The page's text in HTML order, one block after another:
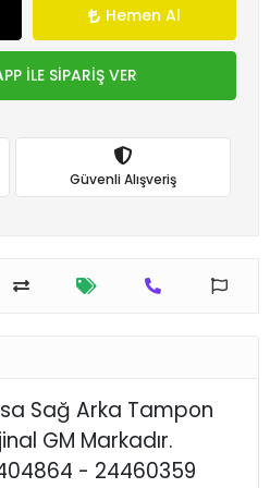
Hemen Al
İLE SİPARİŞ VER
Güvenli Alışveriş
Sağ Arka Tampon
GM Markadır.
- 24460359